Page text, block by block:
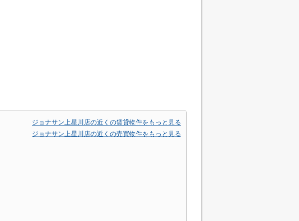
ジョナサン上星川店の近くの賃貸物件をもっと見る
ジョナサン上星川店の近くの売買物件をもっと見る